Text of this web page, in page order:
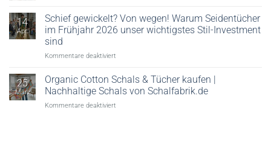
tragen!
und
Halstücher
mit
14
Apr.
Schief gewickelt? Von wegen! Warum Seidentücher
im Frühjahr 2026 unser wichtigstes Stil-Investment
sind
Kommentare deaktiviert
gewickelt?
Von
wegen!
25
März
Organic Cotton Schals & Tücher kaufen |
Nachhaltige Schals von Schalfabrik.de
Kommentare deaktiviert